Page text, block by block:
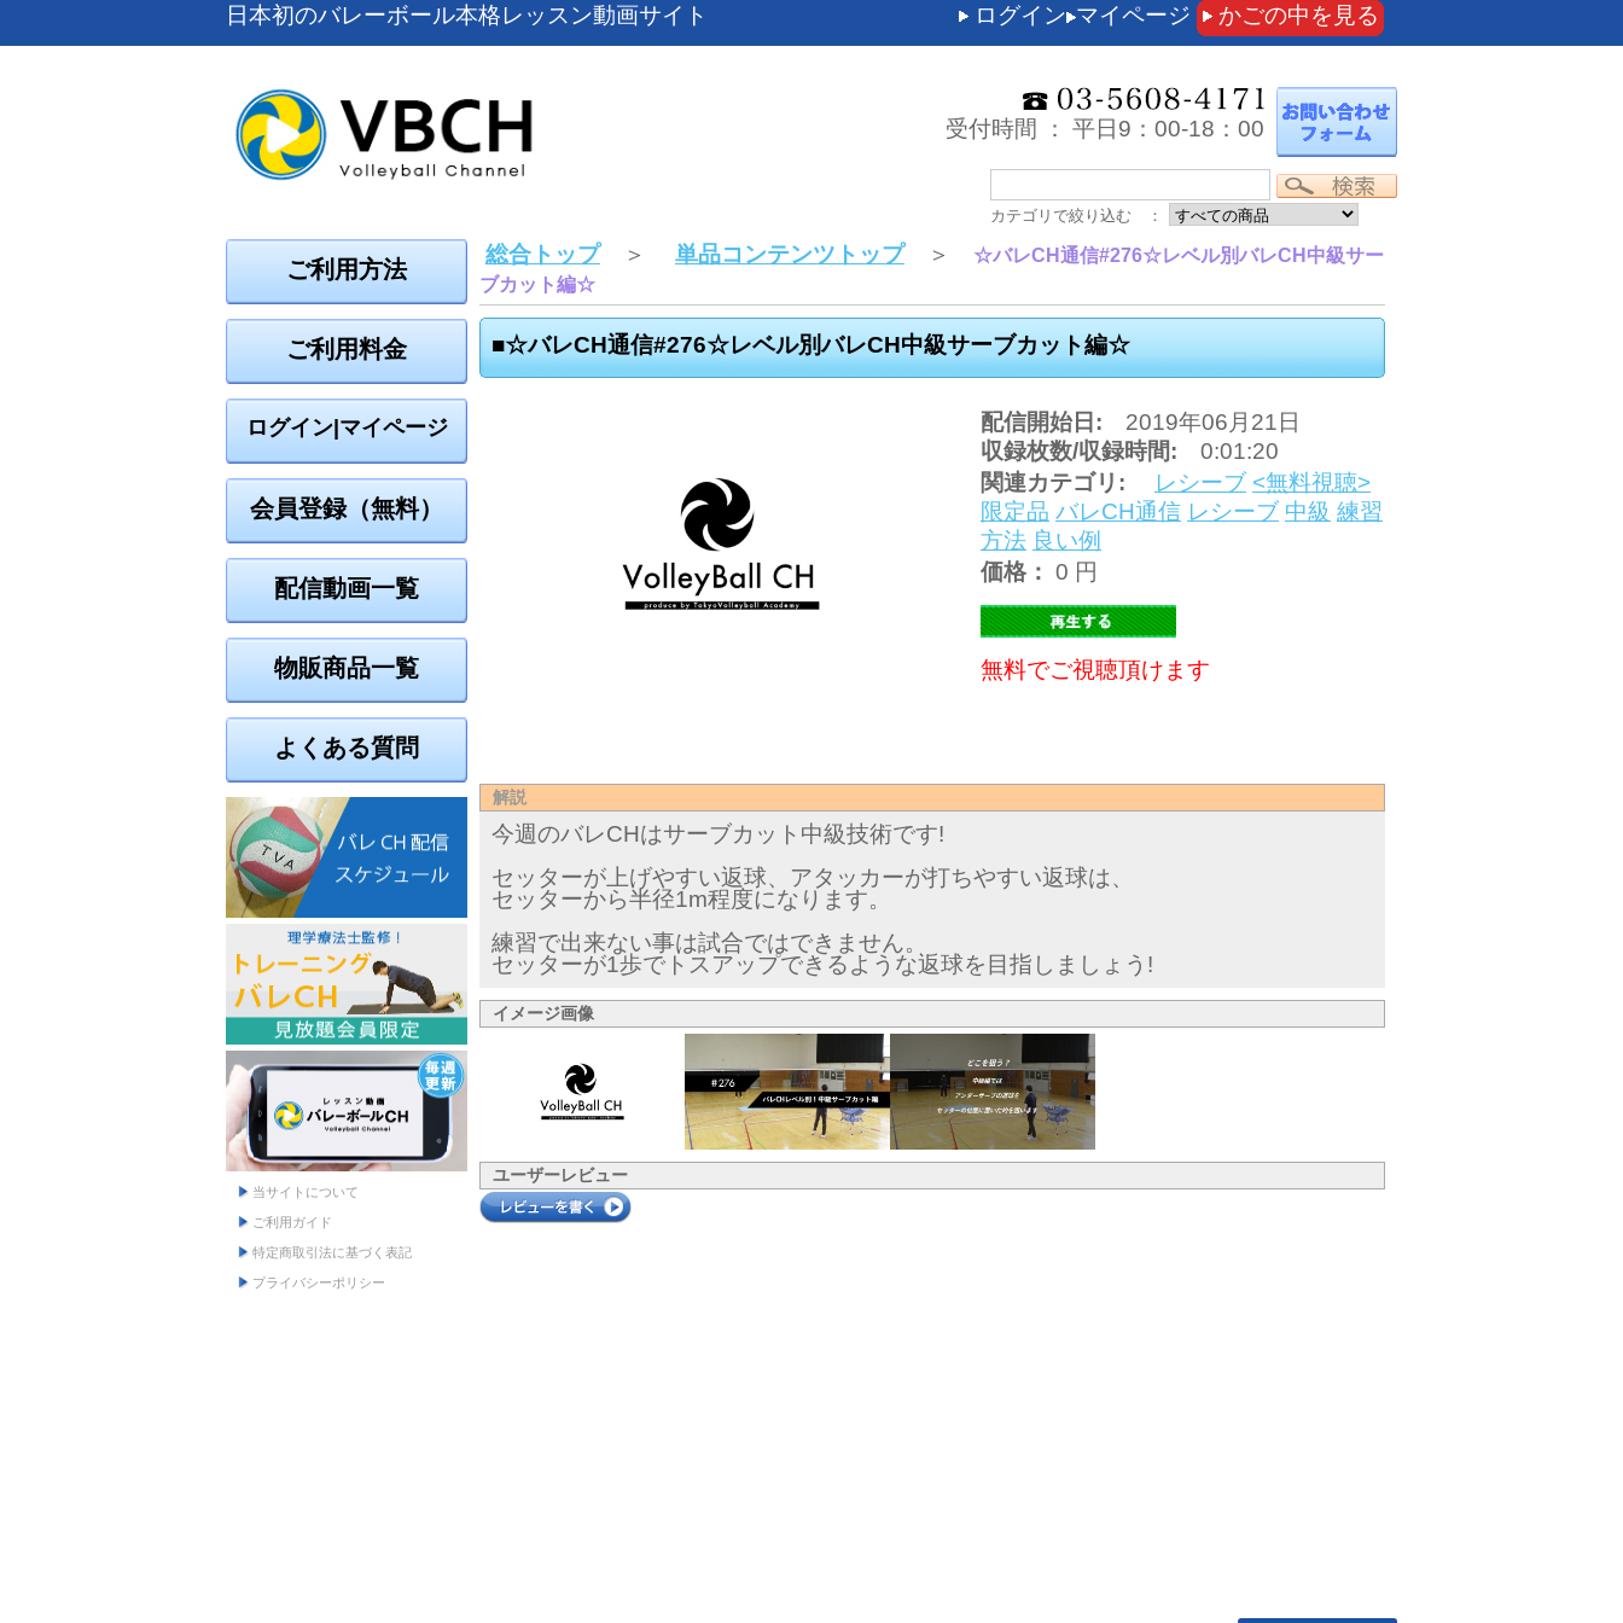
日本初のバレーボール本格レッスン動画サイト かごの中を見る
ログイン マイページ
受付時間 ： 平日9：00-18：00
カテゴリで絞り込む ：
ご利用方法
ご利用料金
ログイン|マイページ
会員登録（無料）
配信動画一覧
物販商品一覧
よくある質問
当サイトについて
ご利用ガイド
特定商取引法に基づく表記
プライバシーポリシー
総合トップ＞ 単品コンテンツトップ＞
☆バレCH通信#276☆レベル別バレCH中級サー
ブカット編☆
■☆バレCH通信#276☆レベル別バレCH中級サーブカット編☆
配信開始日: 2019年06月21日
収録枚数/収録時間: 0:01:20
関連カテゴリ:
レシーブ <無料視聴>
限定品 バレCH通信 レシーブ 中級 練習
方法 良い例
価格： 0 円
無料でご視聴頂けます
解説
今週のバレCHはサーブカット中級技術です!
セッターが上げやすい返球、アタッカーが打ちやすい返球は、
セッターから半径1m程度になります。
練習で出来ない事は試合ではできません。
セッターが1歩でトスアップできるような返球を目指しましょう!
イメージ画像
ユーザーレビュー